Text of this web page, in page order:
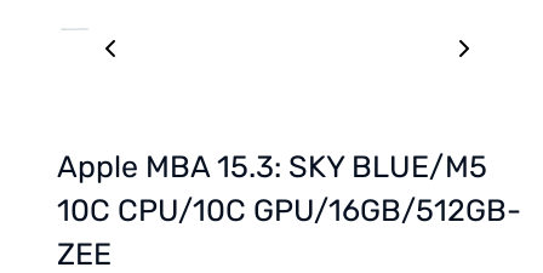
Apple MBA 15.3: SKY BLUE/M5
10C CPU/10C GPU/16GB/512GB-
ZEE